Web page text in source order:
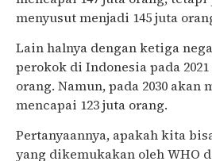
menyusut menjadi 145 juta
Lain halnya dengan ketiga
perokok di Indonesia pada
orang. Namun, pada 2030 akan
mencapai 123 juta orang.
Pertanyaannya, apakah kita
yang dikemukakan oleh WHO